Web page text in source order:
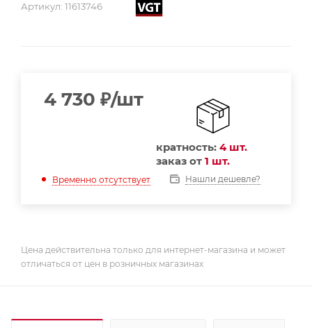
Артикул: 11613746
4 730 ₽/шт
кратность: 4 шт.
заказ от 1 шт.
Временно отсутствует Нашли дешевле?
Цена действительна только для интернет-магазина и может
отличаться от цен в розничных магазинах